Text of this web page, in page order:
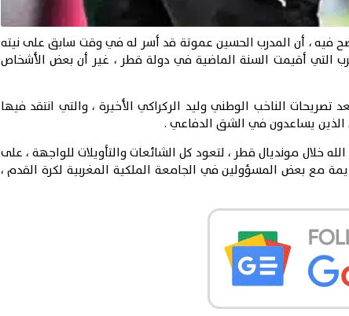
فيه ، أن المدرب الحسين عموتة قد أسر له في وقت سابق على نيته
التي أقيمت السنة الماضية في دولة قطر ، غير أن بعض الأشخاص
الناخب الوطني وليد الركراكي الأخيرة ، والتي انتقد فيها
الذين يساعدون في الشق الدفاعي .
خلال مونديال قطر ، لتعود كل الشائعات والتأويلات للواجهة ، على
مع بعض المسؤولين في الجامعة الملكية المغربية لكرة القدم ،